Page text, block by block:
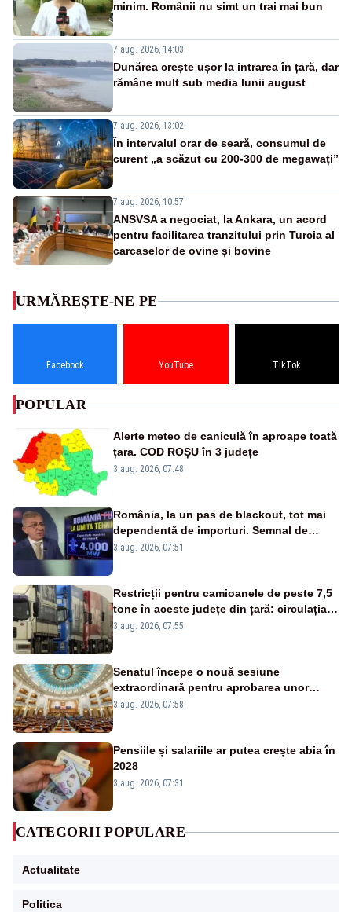
minim. Românii nu simt un trai mai bun
7 aug. 2026, 14:03
Dunărea crește ușor la intrarea în țară, dar
rămâne mult sub media lunii august
7 aug. 2026, 13:02
În intervalul orar de seară, consumul de
curent „a scăzut cu 200-300 de megawați”
7 aug. 2026, 10:57
ANSVSA a negociat, la Ankara, un acord
pentru facilitarea tranzitului prin Turcia al
carcaselor de ovine și bovine
URMĂREȘTE-NE PE
Facebook YouTube TikTok
POPULAR
Alerte meteo de caniculă în aproape toată
țara. COD ROȘU în 3 județe
3 aug. 2026, 07:48
România, la un pas de blackout, tot mai
dependentă de importuri. Semnal de
alarmă tras de un expert în energie
3 aug. 2026, 07:51
Restricții pentru camioanele de peste 7,5
tone în aceste județe din țară: circulația
este interzisă luni, între orele 12:00 și
3 aug. 2026, 07:55
Senatul începe o nouă sesiune
extraordinară pentru aprobarea unor
jaloane din PNRR
3 aug. 2026, 07:58
Pensiile și salariile ar putea crește abia în
2028
3 aug. 2026, 07:31
CATEGORII POPULARE
Actualitate
Politica